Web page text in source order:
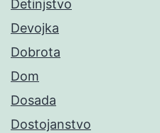
Detinjstvo
Devojka
Dobrota
Dom
Dosada
Dostojanstvo